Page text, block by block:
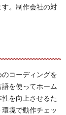
。制作会社の対
コーディングを
を使ってホーム
を向上させるた
境で動作チェッ